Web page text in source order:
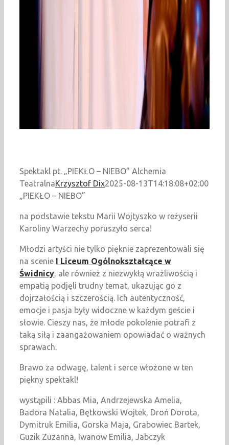
Spektakl pt. „PIEKŁO – NIEBO” Alchemia
TeatralnaKrzysztof Dix2025-08-13T14:18:08+02:00
„PIEKŁO – NIEBO”
na podstawie tekstu Marii Wojtyszko w reżyserii
Karoliny Warzechy poruszyło serca!
Młodzi artyści nie tylko pięknie zaprezentowali się
na scenie
I Liceum Ogólnokształcące w
Świdnicy, ale również z niezwykłą wrażliwością i
empatią podjęli trudny temat, ukazując go z
dojrzałością i szczerością. Ich autentyczność,
emocje i pasja były widoczne w każdym geście i
słowie. Cieszy nas, że młode pokolenie potrafi z
taką siłą i zaangażowaniem opowiadać o ważnych
sprawach.
Brawo za odwagę, talent i serce włożone w ten
piękny spektakl!
wystąpili : Abbas Mia, Andrzejewska Amelia,
Badora Natalia, Bętkowski Wojtek, Droń Dorota,
Dymitruk Emilia, Gorska Maja, Grabowiec Bartek,
Guzik Zuzanna, Iwanow Emilia, Jabczyk